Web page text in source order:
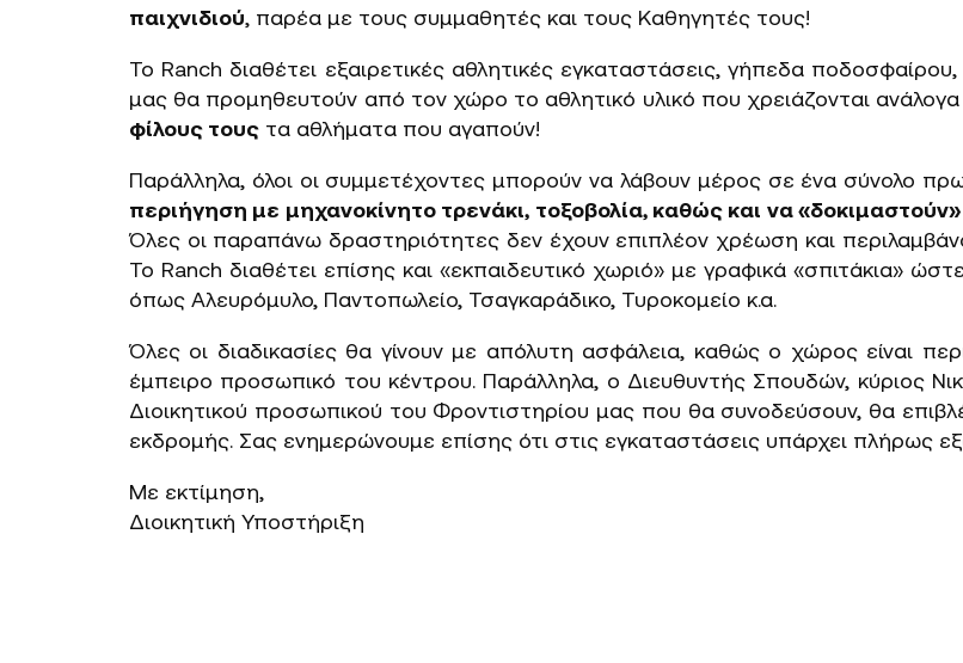
παιχνιδιού , παρέα με τους συμμαθητές και τους Καθηγητές τους!
Το Ranch διαθέτει εξαιρετικές αθλητικές εγκαταστάσεις, γήπεδα
μας θα προμηθευτούν από τον χώρο το αθλητικό υλικό που χρειάζονται
φίλους τους τα αθλήματα που αγαπούν!
Παράλληλα, όλοι οι συμμετέχοντες μπορούν να λάβουν μέρος σε ένα σύνολο
περιήγηση με μηχανοκίνητο τρενάκι, τοξοβολία, καθώς και να
Όλες οι παραπάνω δραστηριότητες δεν έχουν επιπλέον χρέωση και
Το Ranch διαθέτει επίσης και «εκπαιδευτικό χωριό» με γραφικά «σπιτάκια»
όπως Αλευρόμυλο, Παντοπωλείο, Τσαγκαράδικο, Τυροκομείο κ.α.
Όλες οι διαδικασίες θα γίνουν με απόλυτη ασφάλεια, καθώς ο χώρος είναι
έμπειρο προσωπικό του κέντρου. Παράλληλα, ο Διευθυντής Σπουδών, κύριος
Διοικητικού προσωπικού του Φροντιστηρίου μας που θα συνοδεύσουν, θα
εκδρομής. Σας ενημερώνουμε επίσης ότι στις εγκαταστάσεις υπάρχει πλήρως
Με εκτίμηση,
Διοικητική Υποστήριξη